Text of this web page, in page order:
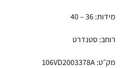
מידות: 36 – 40
רוחב: סטנדרט
מק״ט: 106VD2003378A